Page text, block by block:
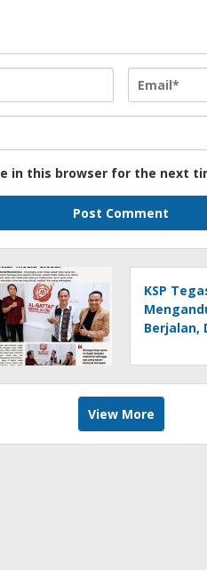
in this browser for the next
KSP
Berjalan,
Produk
View More